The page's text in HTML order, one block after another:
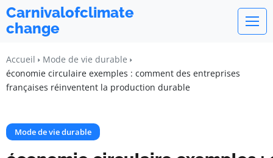
Carnivalofclimate
change
Accueil
Mode de vie durable
économie circulaire exemples : comment des entreprises
françaises réinventent la production durable
Mode de vie durable